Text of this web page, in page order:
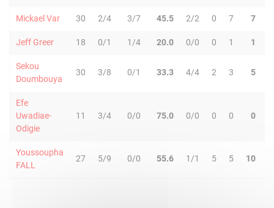
Mickael Var 30 2/4 3/7 45.5 2/2 0 7 7
Jeff Greer 18 0/1 1/4 20.0 0/0 0 1 1
Sekou
Doumbouya
30 3/8 0/1 33.3 4/4 2 3 5
Efe
Uwadiae-
Odigie
11 3/4 0/0 75.0 0/0 0 0 0
Youssoupha
FALL
27 5/9 0/0 55.6 1/1 5 5 10